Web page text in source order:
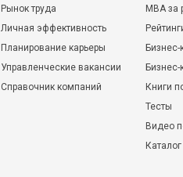
Рынок труда
Личная эффективность
Планирование карьеры
Управленческие вакансии
Справочник компаний
MBA
Бизнес-
Книги
Тесты
Видео